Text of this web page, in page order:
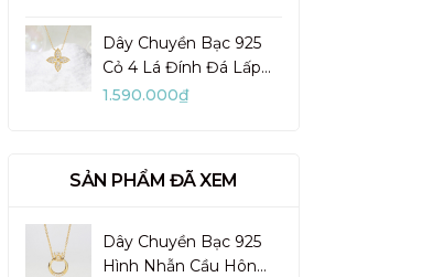
Dây Chuyền Bạc 925
Cỏ 4 Lá Đính Đá Lấp
Lánh Lady Clover -
1.590.000₫
SẢN PHẨM ĐÃ XEM
Dây Chuyền Bạc 925
Hình Nhẫn Cầu Hôn